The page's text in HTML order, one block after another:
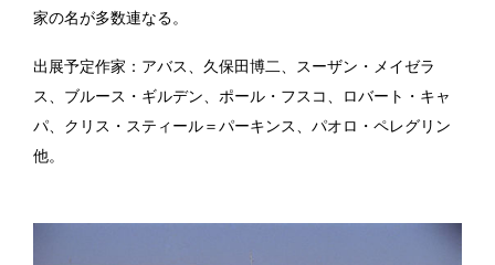
家の名が多数連なる。
出展予定作家：アバス、久保田博二、スーザン・メイゼラ
ス、ブルース・ギルデン、ポール・フスコ、ロバート・キャ
パ、クリス・スティール＝パーキンス、パオロ・ペレグリン
他。